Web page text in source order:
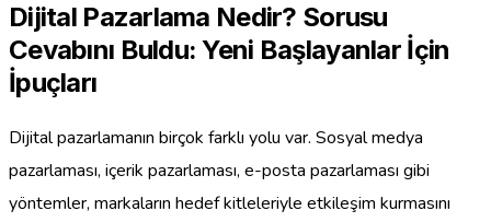
Dijital Pazarlama Nedir? Sorusu
Cevabını Buldu: Yeni Başlayanlar İçin
İpuçları
Dijital pazarlamanın birçok farklı yolu var. Sosyal medya
pazarlaması, içerik pazarlaması, e-posta pazarlaması gibi
yöntemler, markaların hedef kitleleriyle etkileşim kurmasını